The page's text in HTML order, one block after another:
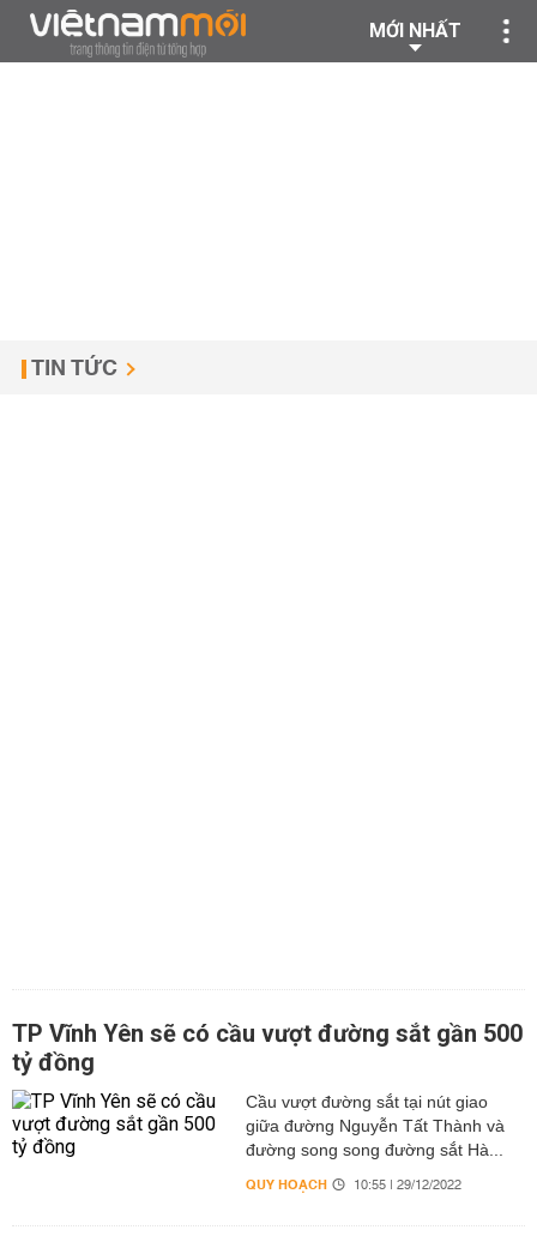
MỚI NHẤT
TIN TỨC
TP Vĩnh Yên sẽ có cầu vượt đường sắt gần 500
tỷ đồng
Cầu vượt đường sắt tại nút giao
giữa đường Nguyễn Tất Thành và
đường song song đường sắt Hà...
QUY HOẠCH 10:55 | 29/12/2022